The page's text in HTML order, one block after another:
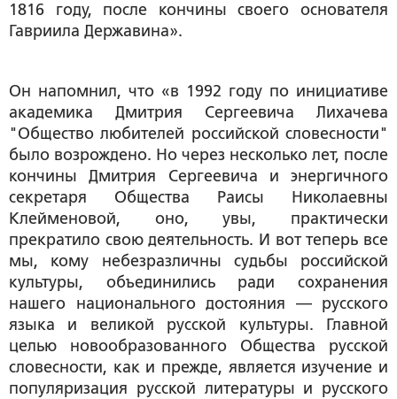
1816 году, после кончины своего основателя
Гавриила Державина».
Он напомнил, что «в 1992 году по инициативе
академика Дмитрия Сергеевича Лихачева
"Общество любителей российской словесности"
было возрождено. Но через несколько лет, после
кончины Дмитрия Сергеевича и энергичного
секретаря Общества Раисы Николаевны
Клейменовой, оно, увы, практически
прекратило свою деятельность. И вот теперь все
мы, кому небезразличны судьбы российской
культуры, объединились ради сохранения
нашего национального достояния — русского
языка и великой русской культуры. Главной
целью новообразованного Общества русской
словесности, как и прежде, является изучение и
популяризация русской литературы и русского